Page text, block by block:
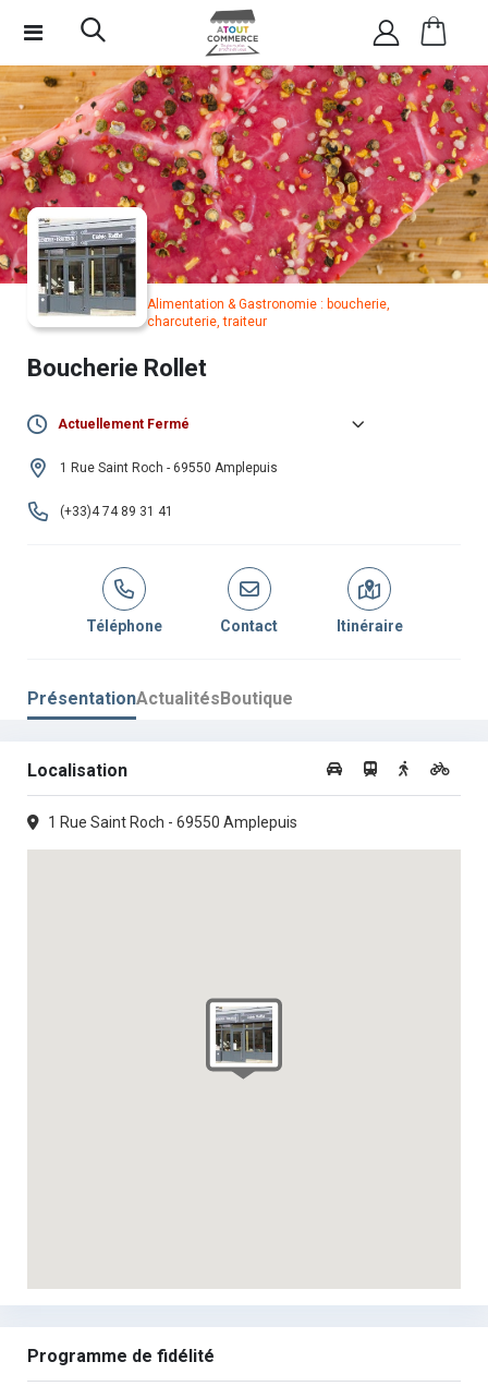
Alimentation & Gastronomie : boucherie,
charcuterie, traiteur
Boucherie Rollet
Actuellement Fermé
Lundi :
07h00 -
• 15h00 -
Mardi :
Jeudi : • 15h00 -
19h00
Samedi :
1 Rue Saint Roch - 69550 Amplepuis
(+33)4 74 89 31 41
Téléphone Contact Itinéraire
PrésentationActualitésBoutique
Localisation
1 Rue Saint Roch - 69550 Amplepuis
Programme de fidélité